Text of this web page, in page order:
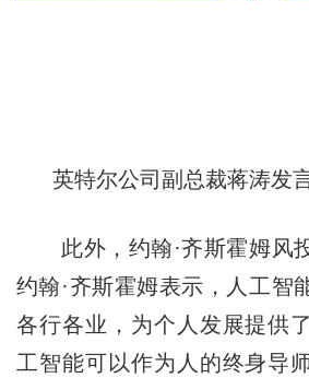
英特尔公司副总裁蒋涛发
此外，约翰·齐斯霍姆风
约翰·齐斯霍姆表示，人工智
各行各业，为个人发展提供
工智能可以作为人的终身导